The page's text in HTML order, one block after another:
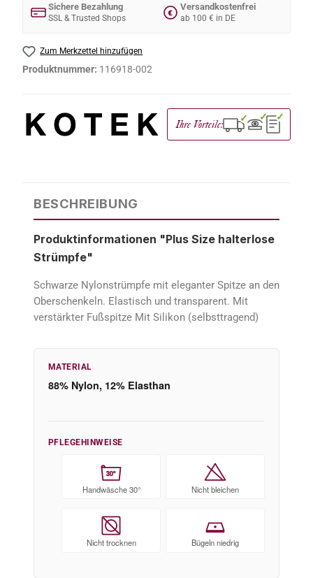
Sichere Bezahlung
SSL & Trusted Shops
€
Versandkostenfrei
ab 100 € in DE
Zum Merkzettel hinzufügen
Produktnummer: 116918-002
Ihre Vorteile: ✓ ✓ ✓
BESCHREIBUNG
Produktinformationen "Plus Size halterlose
Strümpfe"
Schwarze Nylonstrümpfe mit eleganter Spitze an den
Oberschenkeln. Elastisch und transparent. Mit
verstärkter Fußspitze Mit Silikon (selbsttragend)
MATERIAL
88% Nylon, 12% Elasthan
PFLEGEHINWEISE
30°
Handwäsche 30° Nicht bleichen
Nicht trocknen Bügeln niedrig